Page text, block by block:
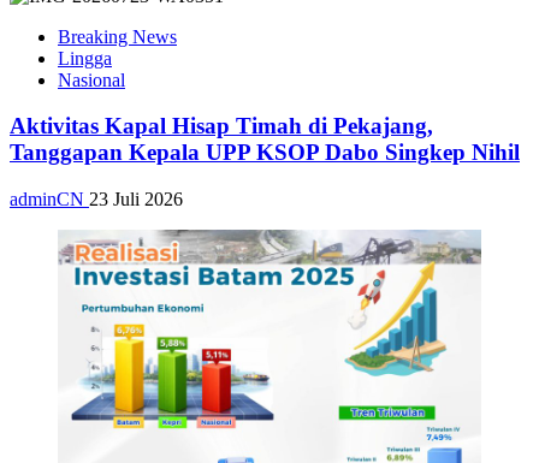
Breaking News
Lingga
Nasional
Aktivitas Kapal Hisap Timah di Pekajang,
Tanggapan Kepala UPP KSOP Dabo Singkep Nihil
adminCN 23 Juli 2026